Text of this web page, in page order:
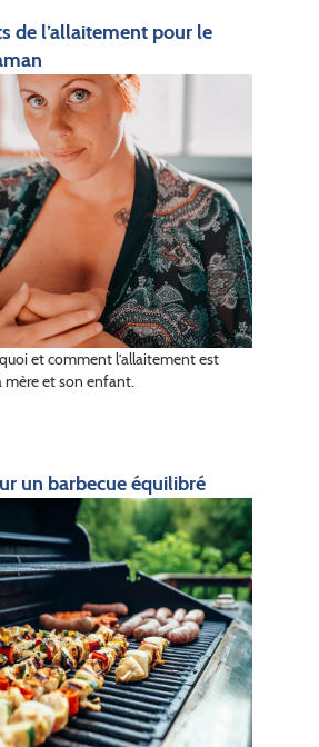
de l’allaitement pour le
et comment l’allaitement est
mère et son enfant.
un barbecue équilibré